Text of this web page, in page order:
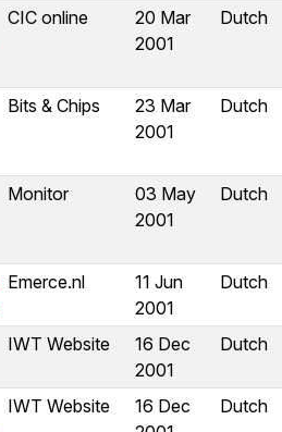
CIC online
20 Mar
2001
Dutch
Bits & Chips
23 Mar
2001
Dutch
Monitor
03 May
2001
Dutch
Emerce.nl
11 Jun
2001
Dutch
IWT Website
16 Dec
2001
Dutch
IWT Website
16 Dec
Dutch